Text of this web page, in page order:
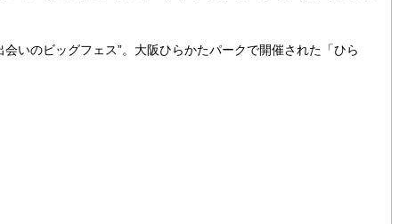
いのビッグフェス”。大阪ひらかたパークで開催された「ひら